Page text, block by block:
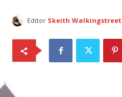
Editor Skeith Walkingstreet